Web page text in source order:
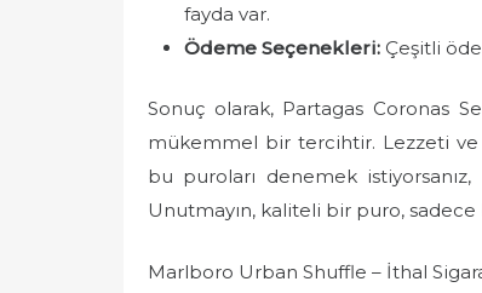
fayda var.
Ödeme Seçenekleri: Çeşitli
Sonuç olarak, Partagas Coronas
mükemmel bir tercihtir. Lezzeti ve
bu puroları denemek istiyorsanız,
Unutmayın, kaliteli bir puro,
Marlboro Urban Shuffle – İthal